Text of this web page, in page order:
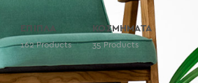
ΕΠΙΠΛΑ
162 Products
ΚΟΣΜΗΜΑΤΑ
35 Products